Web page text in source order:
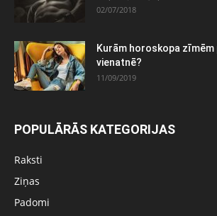
02/07/2018
Kurām horoskopa
vienatnē?
11/09/2019
POPULĀRĀS KATEGORIJAS
Raksti
Ziņas
Padomi